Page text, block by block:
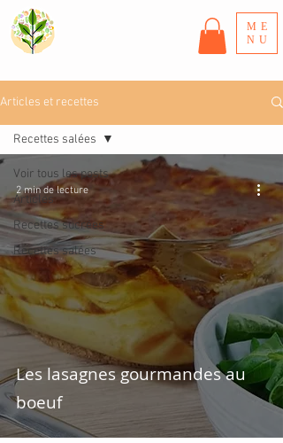
ME
NU
Articles et recettes
Voir tous les posts
Articles
Recettes sucrées
Recettes salées
Recettes salées
Les lasagnes gourmandes au
boeuf
2 min de lecture